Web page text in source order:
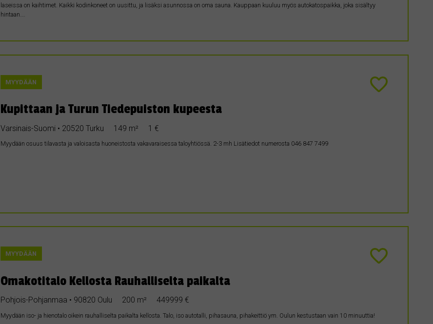
laseissa on kaihtimet. Kaikki kodinkoneet on uusittu, ja lisäksi asunnossa on oma sauna. Kauppaan kuuluu myös autokatospaikka, joka sisältyy
hintaan….
MYYDÄÄN
Kupittaan ja Turun Tiedepuiston kupeesta
Varsinais-Suomi • 20520 Turku 149 m² 1 €
Myydään osuus tilavasta ja valoisasta huoneistosta vakavaraisessa taloyhtiössä. 2-3 mh Lisätiedot numerosta 046 847 7499
MYYDÄÄN
Omakotitalo Kellosta Rauhalliselta paikalta
Pohjois-Pohjanmaa • 90820 Oulu 200 m² 449999 €
Myydään iso- ja hienotalo oikein rauhalliselta paikalta kellosta. Talo, iso autotalli, pihasauna, pihakeittiö ym. Oulun kestustaan vain 10 minuuttia!